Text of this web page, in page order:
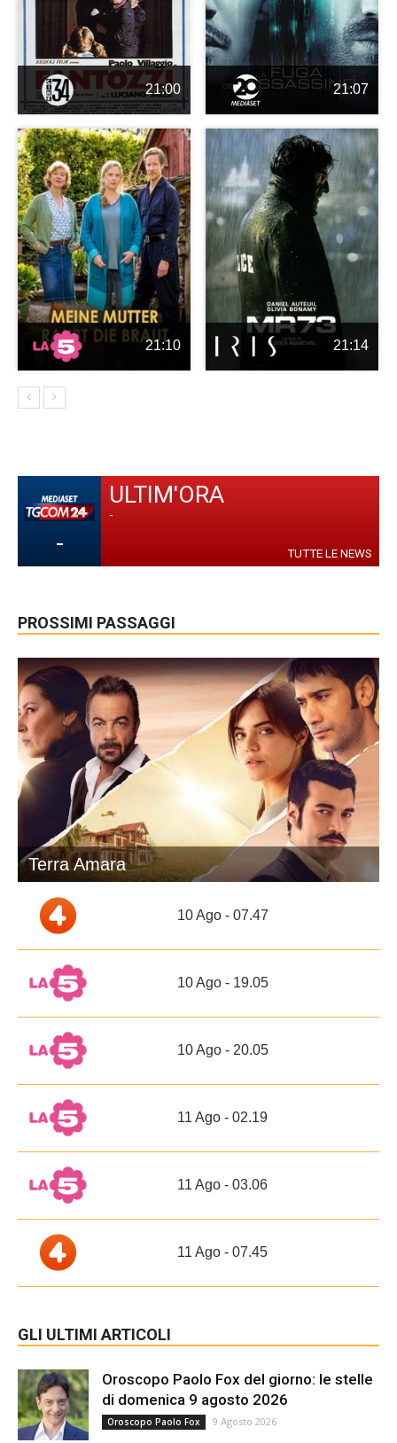
21:00 21:07
21:10 21:14
-
ULTIM'ORA
-
TUTTE LE NEWS
PROSSIMI PASSAGGI
Terra Amara
10 Ago - 07.47
10 Ago - 19.05
10 Ago - 20.05
11 Ago - 02.19
11 Ago - 03.06
11 Ago - 07.45
GLI ULTIMI ARTICOLI
Oroscopo Paolo Fox del giorno: le stelle
di domenica 9 agosto 2026
Oroscopo Paolo Fox 9 Agosto 2026